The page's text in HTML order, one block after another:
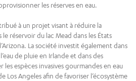
les réserves en eau.
à un projet visant à réduire la
réservoir du lac Mead dans les États
La société investit également dans
de pluie en Irlande et dans des
les espèces invasives gourmandes en eau
Los Angeles afin de favoriser l’écosystème